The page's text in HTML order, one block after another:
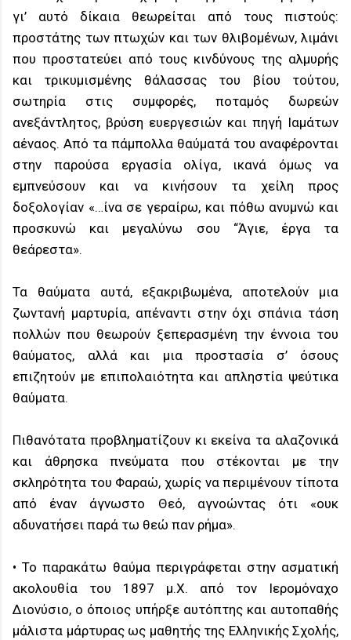
γι’ αυτό δίκαια θεωρείται από τους πιστούς:
προστάτης των πτωχών και των θλιβομένων, λιμάνι
που προστατεύει από τους κινδύνους της αλμυρής
και τρικυμισμένης θάλασσας του βίου τούτου,
σωτηρία στις συμφορές, ποταμός δωρεών
ανεξάντλητος, βρύση ευεργεσιών και πηγή Ιαμάτων
αέναος. Από τα πάμπολλα θαύματά του αναφέρονται
στην παρούσα εργασία ολίγα, ικανά όμως να
εμπνεύσουν και να κινήσουν τα χείλη προς
δοξολογίαν «…ίνα σε γεραίρω, και πόθω ανυμνώ και
προσκυνώ και μεγαλύνω σου “Άγιε, έργα τα
θεάρεστα».
Τα θαύματα αυτά, εξακριβωμένα, αποτελούν μια
ζωντανή μαρτυρία, απέναντι στην όχι σπάνια τάση
πολλών που θεωρούν ξεπερασμένη την έννοια του
θαύματος, αλλά και μια προστασία σ’ όσους
επιζητούν με επιπολαιότητα και απληστία ψεύτικα
θαύματα.
Πιθανότατα προβληματίζουν κι εκείνα τα αλαζονικά
και άθρησκα πνεύματα που στέκονται με την
σκληρότητα του Φαραώ, χωρίς να περιμένουν τίποτα
από έναν άγνωστο Θεό, αγνοώντας ότι «ουκ
αδυνατήσει παρά τω θεώ παν ρήμα».
• Το παρακάτω θαύμα περιγράφεται στην ασματική
ακολουθία του 1897 μ.Χ. από τον Ιερομόναχο
Διονύσιο, ο όποιος υπήρξε αυτόπτης και αυτοπαθής
μάλιστα μάρτυρας ως μαθητής της Ελληνικής Σχολής,